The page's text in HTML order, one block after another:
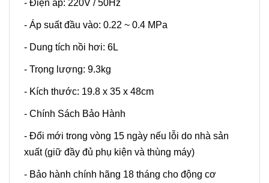
- Điện áp: 220V / 50Hz
- Áp suất đầu vào: 0.22 ~ 0.4 MPa
- Dung tích nồi hơi: 6L
- Trọng lượng: 9.3kg
- Kích thước: 19.8 x 35 x 48cm
- Chính Sách Bảo Hành
- Đổi mới trong vòng 15 ngày nếu lỗi do nhà sản
xuất (giữ đầy đủ phụ kiện và thùng máy)
- Bảo hành chính hãng 18 tháng cho động cơ